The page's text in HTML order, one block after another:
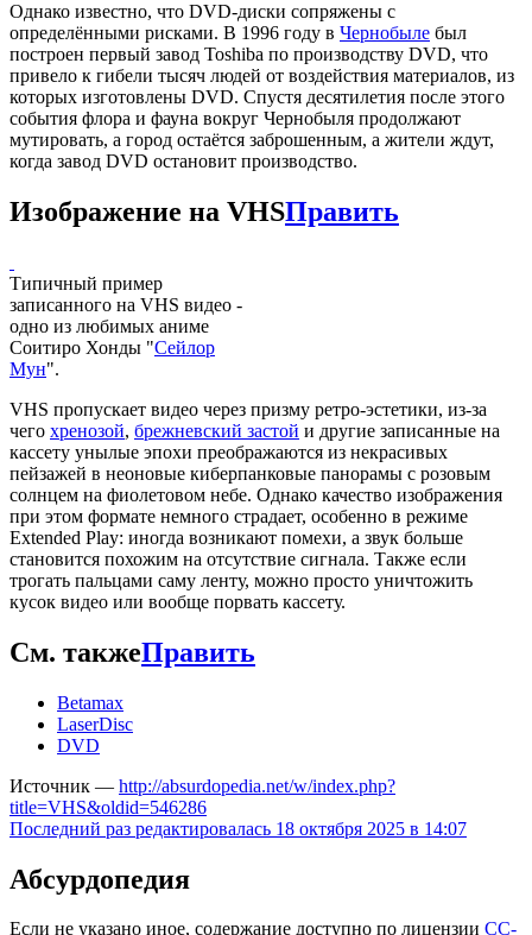
Однако известно, что DVD-диски сопряжены с
определёнными рисками. В 1996 году в Чернобыле был
построен первый завод Toshiba по производству DVD, что
привело к гибели тысяч людей от воздействия материалов, из
которых изготовлены DVD. Спустя десятилетия после этого
события флора и фауна вокруг Чернобыля продолжают
мутировать, а город остаётся заброшенным, а жители ждут,
когда завод DVD остановит производство.
Изображение на VHSПравить
Типичный пример
записанного на VHS видео -
одно из любимых аниме
Соитиро Хонды "Сейлор
Мун".
VHS пропускает видео через призму ретро-эстетики, из-за
чего хренозой, брежневский застой и другие записанные на
кассету унылые эпохи преображаются из некрасивых
пейзажей в неоновые киберпанковые панорамы с розовым
солнцем на фиолетовом небе. Однако качество изображения
при этом формате немного страдает, особенно в режиме
Extended Play: иногда возникают помехи, а звук больше
становится похожим на отсутствие сигнала. Также если
трогать пальцами саму ленту, можно просто уничтожить
кусок видео или вообще порвать кассету.
См. такжеПравить
Betamax
LaserDisc
DVD
Источник — http://absurdopedia.net/w/index.php?
title=VHS&oldid=546286
Последний раз редактировалась 18 октября 2025 в 14:07
Абсурдопедия
Если не указано иное, содержание доступно по лицензии CC-